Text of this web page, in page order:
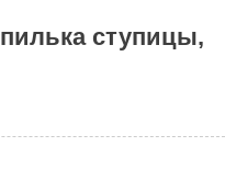
ступицы,